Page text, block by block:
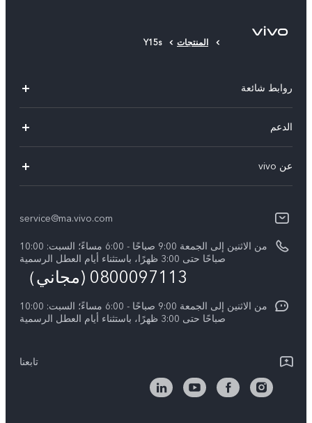
المنتجات Y15s
روابط شائعة
V70 FE
Y04
الدعم
Funtouch OS
مصادقة IMEI
توجيهات بشأن ضمان vivo
بيان الخصوصية بشأن خدمة العملاء
عن vivo
الأخبار
الإشعارات القانونية
الاستدامة
service@ma.vivo.com
من الاثنين إلى الجمعة 9:00 صباحًا - 6:00 مساءً؛ السبت: 10:00
صباحًا حتى 3:00 ظهرًا، باستثناء أيام العطل الرسمية
0800097113 (مجاني）
من الاثنين إلى الجمعة 9:00 صباحًا - 6:00 مساءً؛ السبت: 10:00
صباحًا حتى 3:00 ظهرًا، باستثناء أيام العطل الرسمية
تابعنا